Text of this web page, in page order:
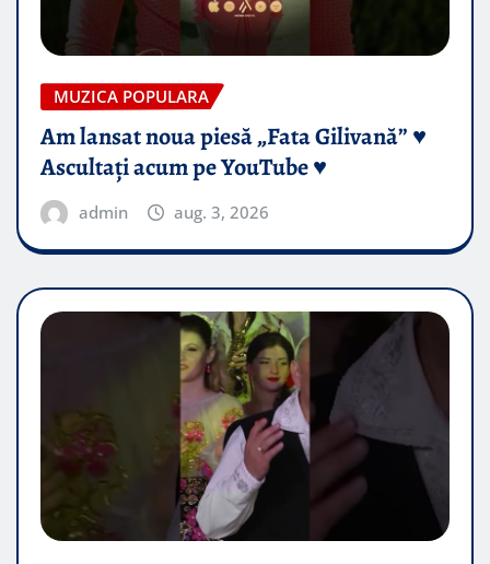
MUZICA POPULARA
Am lansat noua piesă „Fata Gilivană” ♥️
Ascultați acum pe YouTube ♥️
admin aug. 3, 2026